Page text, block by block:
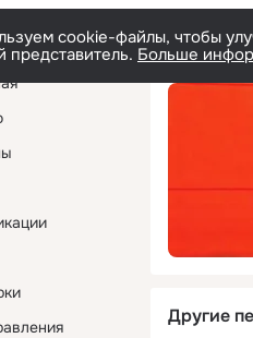
cookie-файлы, чтобы
представитель. Больше
Другие